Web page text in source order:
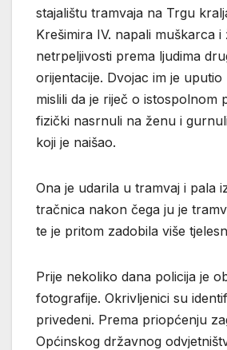
stajalištu tramvaja na Trgu
Krešimira IV. napali muškarca i
netrpeljivosti prema ljudima
orijentacije. Dvojac im je
mislili da je riječ o istospolnom
fizički nasrnuli na ženu i
koji je naišao.
Ona je udarila u tramvaj i pala
tračnica nakon čega ju je
te je pritom zadobila više
Prije nekoliko dana policija je
fotografije. Okrivljenici su
privedeni. Prema priopćenju
Općinskog državnog